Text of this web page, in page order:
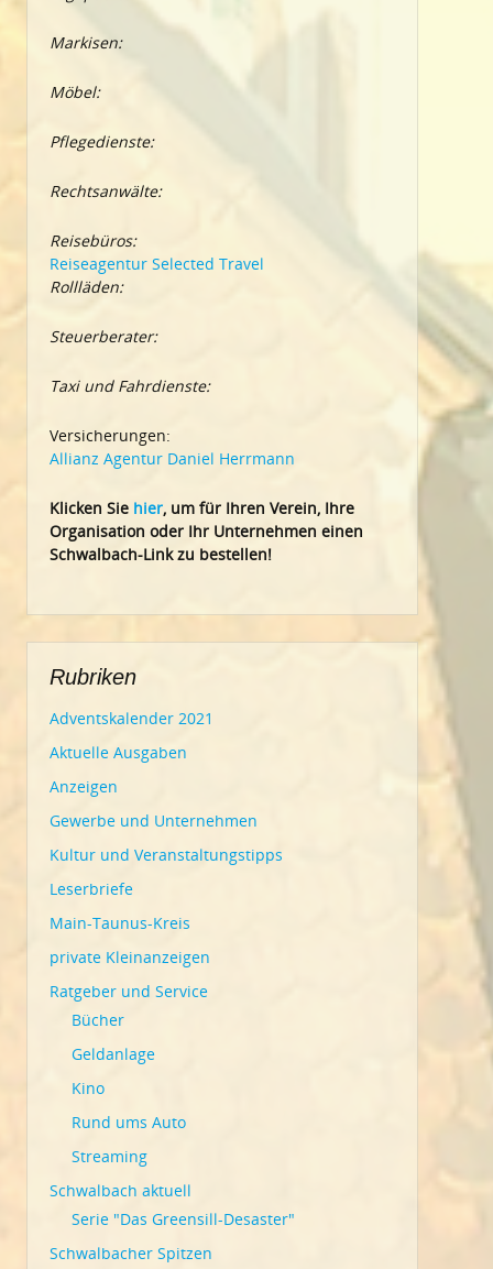
Markisen:
Möbel:
Pflegedienste:
Rechtsanwälte:
Reisebüros:
Reiseagentur Selected Travel
Rollläden:
Steuerberater:
Taxi und Fahrdienste:
Versicherungen:
Allianz Agentur Daniel Herrmann
Klicken Sie hier, um für Ihren Verein, Ihre
Organisation oder Ihr Unternehmen einen
Schwalbach-Link zu bestellen!
Rubriken
Adventskalender 2021
Aktuelle Ausgaben
Anzeigen
Gewerbe und Unternehmen
Kultur und Veranstaltungstipps
Leserbriefe
Main-Taunus-Kreis
private Kleinanzeigen
Ratgeber und Service
Bücher
Geldanlage
Kino
Rund ums Auto
Streaming
Schwalbach aktuell
Serie "Das Greensill-Desaster"
Schwalbacher Spitzen